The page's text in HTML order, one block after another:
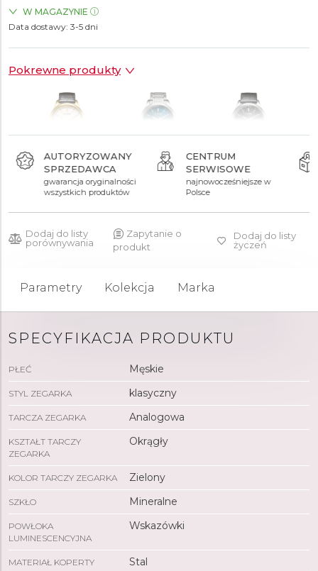
W MAGAZYNIE
ZEGARKI.PL Blue City Warszawa
Data dostawy: 3-5 dni
Pokrewne produkty
980 zł 980 zł
AUTORYZOWANY
SPRZEDAWCA
gwarancja oryginalności
wszystkich produktów
CENTRUM
SERWISOWE
najnowocześniejsze w
Polsce
Dodaj do listy
porównywania
Zapytanie o
produkt
Dodaj do listy
życzeń
Parametry Kolekcja Marka
SPECYFIKACJA PRODUKTU
PŁEĆ Męskie
STYL ZEGARKA klasyczny
TARCZA ZEGARKA Analogowa
KSZTAŁT TARCZY
ZEGARKA
Okrągły
KOLOR TARCZY ZEGARKA Zielony
SZKŁO Mineralne
POWŁOKA
LUMINESCENCYJNA
Wskazówki
MATERIAŁ KOPERTY Stal